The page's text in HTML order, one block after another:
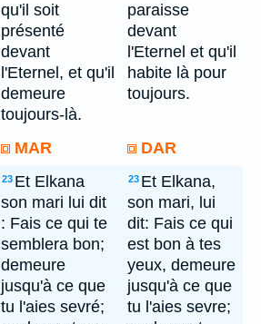
qu'il soit
présenté
devant
l'Eternel, et qu'il
demeure
toujours-là.
paraisse
devant
l'Eternel et qu'il
habite là pour
toujours.
MAR DAR
23 Et Elkana
son mari lui dit
: Fais ce qui te
semblera bon;
demeure
jusqu'à ce que
tu l'aies sevré;
23 Et Elkana,
son mari, lui
dit: Fais ce qui
est bon à tes
yeux, demeure
jusqu'à ce que
tu l'aies sevre;